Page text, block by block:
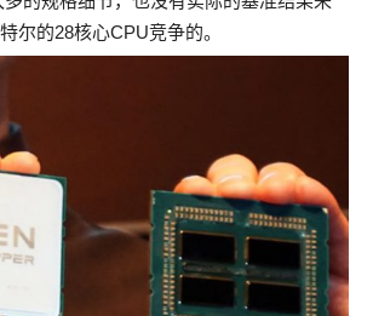
尔的28核心CPU竞争的。